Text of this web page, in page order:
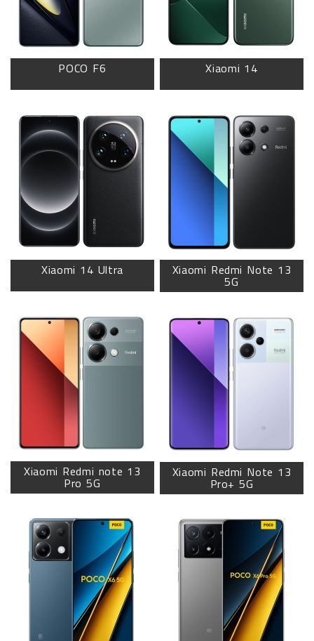
POCO F6 Xiaomi 14
Xiaomi 14 Ultra Xiaomi Redmi Note 13
5G
Xiaomi Redmi note 13
Pro 5G
Xiaomi Redmi Note 13
Pro+ 5G